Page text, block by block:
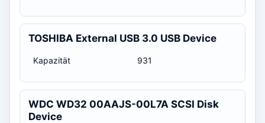
TOSHIBA External USB 3.0 USB Device
Kapazität 931
WDC WD32 00AAJS-00L7A SCSI Disk
Device